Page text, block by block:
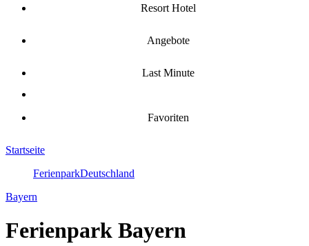
Resort Hotel
Angebote
Last Minute
Favoriten
Startseite
FerienparkDeutschland
Bayern
Ferienpark Bayern